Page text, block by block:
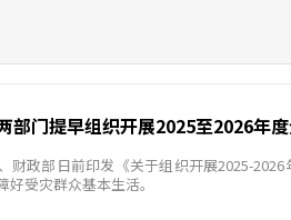
部门提早组织开展2025至2026年
财政部日前印发《关于组织开展2025-
好受灾群众基本生活。